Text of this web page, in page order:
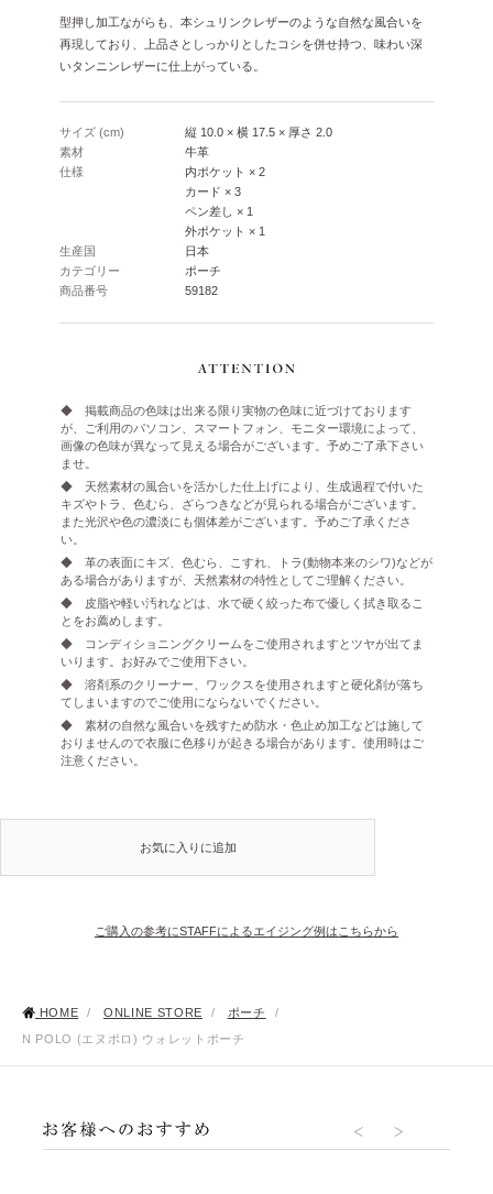
型押し加工ながらも、本シュリンクレザーのような自然な風合いを
再現しており、上品さとしっかりとしたコシを併せ持つ、味わい深
いタンニンレザーに仕上がっている。
サイズ (cm)
縦 10.0 × 横 17.5 × 厚さ 2.0
素材
牛革
仕様
内ポケット × 2
カード × 3
ペン差し × 1
外ポケット × 1
生産国
日本
カテゴリー
ポーチ
商品番号
59182
◆ 掲載商品の色味は出来る限り実物の色味に近づけております
が、ご利用のパソコン、スマートフォン、モニター環境によって、
画像の色味が異なって見える場合がございます。予めご了承下さい
ませ。
◆ 天然素材の風合いを活かした仕上げにより、生成過程で付いた
キズやトラ、色むら、ざらつきなどが見られる場合がございます。
また光沢や色の濃淡にも個体差がございます。予めご了承くださ
い。
◆ 革の表面にキズ、色むら、こすれ、トラ(動物本来のシワ)などが
ある場合がありますが、天然素材の特性としてご理解ください。
◆ 皮脂や軽い汚れなどは、水で硬く絞った布で優しく拭き取るこ
とをお薦めします。
◆ コンディショニングクリームをご使用されますとツヤが出てま
いります。お好みでご使用下さい。
◆ 溶剤系のクリーナー、ワックスを使用されますと硬化剤が落ち
てしまいますのでご使用にならないでください。
◆ 素材の自然な風合いを残すため防水・色止め加工などは施して
おりませんので衣服に色移りが起きる場合があります。使用時はご
注意ください。
お気に入りに追加
ご購入の参考にSTAFFによるエイジング例はこちらから
HOME / ONLINE STORE / ポーチ
/
N POLO (エヌポロ) ウォレットポーチ